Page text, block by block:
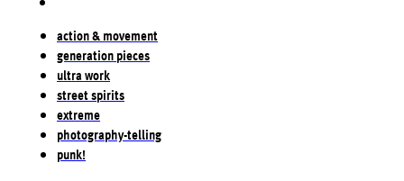
action & movement
generation pieces
ultra work
street spirits
extreme
photography-telling
punk!